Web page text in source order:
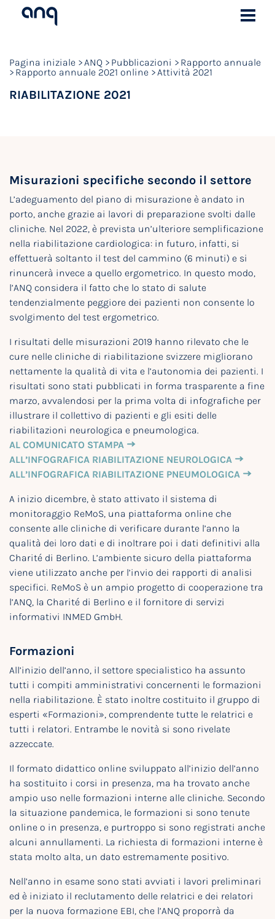
Pagina iniziale ANQ Pubblicazioni
Rapporto annuale
Rapporto annuale 2021 online
Attività 2021
RIABILITAZIONE 2021
Misurazioni specifiche secondo il settore
L’adeguamento del piano di misurazione è andato in
porto, anche grazie ai lavori di preparazione svolti dalle
cliniche. Nel 2022, è prevista un’ulteriore semplificazione
nella riabilitazione cardiologica: in futuro, infatti, si
effettuerà soltanto il test del cammino (6 minuti) e si
rinuncerà invece a quello ergometrico. In questo modo,
l’ANQ considera il fatto che lo stato di salute
tendenzialmente peggiore dei pazienti non consente lo
svolgimento del test ergometrico.
I risultati delle misurazioni 2019 hanno rilevato che le
cure nelle cliniche di riabilitazione svizzere migliorano
nettamente la qualità di vita e l’autonomia dei pazienti. I
risultati sono stati pubblicati in forma trasparente a fine
marzo, avvalendosi per la prima volta di infografiche per
illustrare il collettivo di pazienti e gli esiti delle
riabilitazioni neurologica e pneumologica.
AL COMUNICATO STAMPA
ALL’INFOGRAFICA RIABILITAZIONE NEUROLOGICA
ALL’INFOGRAFICA RIABILITAZIONE PNEUMOLOGICA
A inizio dicembre, è stato attivato il sistema di
monitoraggio ReMoS, una piattaforma online che
consente alle cliniche di verificare durante l’anno la
qualità dei loro dati e di inoltrare poi i dati definitivi alla
Charité di Berlino. L’ambiente sicuro della piattaforma
viene utilizzato anche per l’invio dei rapporti di analisi
specifici. ReMoS è un ampio progetto di cooperazione tra
l’ANQ, la Charité di Berlino e il fornitore di servizi
informativi INMED GmbH.
Formazioni
All’inizio dell’anno, il settore specialistico ha assunto
tutti i compiti amministrativi concernenti le formazioni
nella riabilitazione. È stato inoltre costituito il gruppo di
esperti «Formazioni», comprendente tutte le relatrici e
tutti i relatori. Entrambe le novità si sono rivelate
azzeccate.
Il formato didattico online sviluppato all’inizio dell’anno
ha sostituito i corsi in presenza, ma ha trovato anche
ampio uso nelle formazioni interne alle cliniche. Secondo
la situazione pandemica, le formazioni si sono tenute
online o in presenza, e purtroppo si sono registrati anche
alcuni annullamenti. La richiesta di formazioni interne è
stata molto alta, un dato estremamente positivo.
Nell’anno in esame sono stati avviati i lavori preliminari
ed è iniziato il reclutamento delle relatrici e dei relatori
per la nuova formazione EBI, che l’ANQ proporrà da